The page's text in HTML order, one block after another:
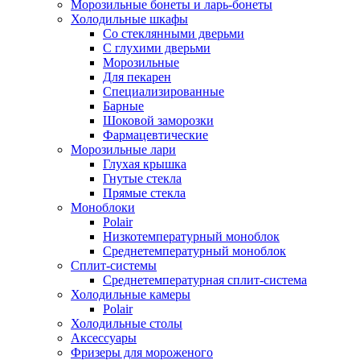
Морозильные бонеты и ларь-бонеты
Холодильные шкафы
Со стеклянными дверьми
С глухими дверьми
Морозильные
Для пекарен
Специализированные
Барные
Шоковой заморозки
Фармацевтические
Морозильные лари
Глухая крышка
Гнутые стекла
Прямые стекла
Моноблоки
Polair
Низкотемпературный моноблок
Среднетемпературный моноблок
Сплит-системы
Среднетемпературная сплит-система
Холодильные камеры
Polair
Холодильные столы
Аксессуары
Фризеры для мороженого